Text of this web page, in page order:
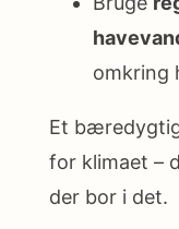
omkring
Et
for klimaet –
der bor i det.